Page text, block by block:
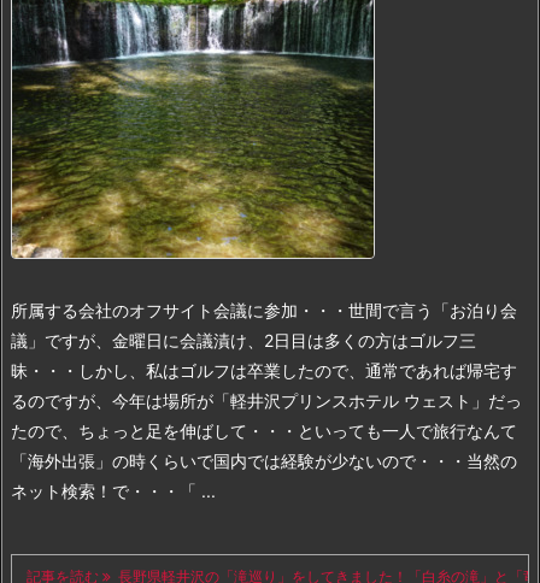
所属する会社のオフサイト会議に参加・・・世間で言う「お泊り会
議」ですが、金曜日に会議漬け、2日目は多くの方はゴルフ三
昧・・・しかし、私はゴルフは卒業したので、通常であれば帰宅す
るのですが、今年は場所が「軽井沢プリンスホテル ウェスト」だっ
たので、ちょっと足を伸ばして・・・といっても一人で旅行なんて
「海外出張」の時くらいで国内では経験が少ないので・・・当然の
ネット検索！で・・・
「 ...
記事を読む 長野県軽井沢の「滝巡り」をしてきました！「白糸の滝」と「